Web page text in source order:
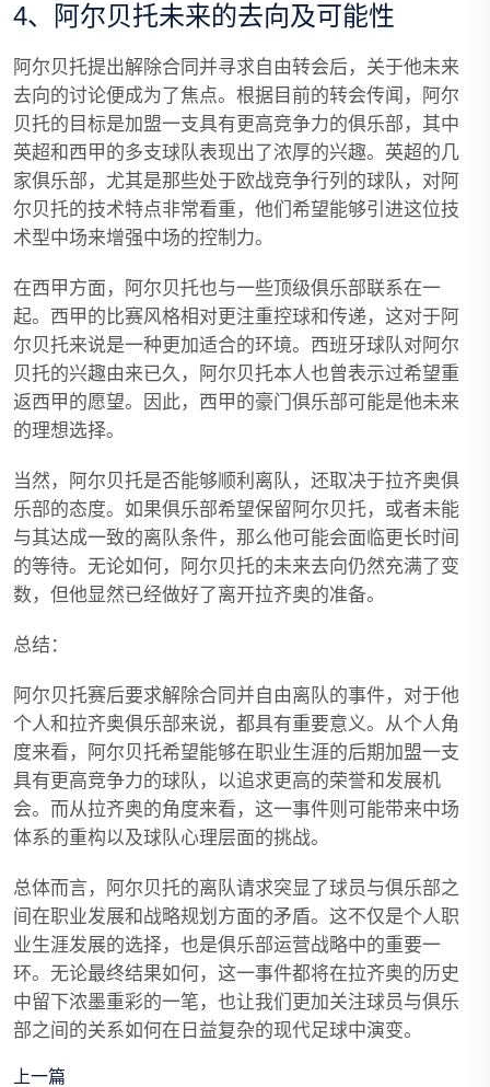
4、阿尔贝托未来的去向及可能性
阿尔贝托提出解除合同并寻求自由转会后，关于他未来
去向的讨论便成为了焦点。根据目前的转会传闻，阿尔
贝托的目标是加盟一支具有更高竞争力的俱乐部，其中
英超和西甲的多支球队表现出了浓厚的兴趣。英超的几
家俱乐部，尤其是那些处于欧战竞争行列的球队，对阿
尔贝托的技术特点非常看重，他们希望能够引进这位技
术型中场来增强中场的控制力。
在西甲方面，阿尔贝托也与一些顶级俱乐部联系在一
起。西甲的比赛风格相对更注重控球和传递，这对于阿
尔贝托来说是一种更加适合的环境。西班牙球队对阿尔
贝托的兴趣由来已久，阿尔贝托本人也曾表示过希望重
返西甲的愿望。因此，西甲的豪门俱乐部可能是他未来
的理想选择。
当然，阿尔贝托是否能够顺利离队，还取决于拉齐奥俱
乐部的态度。如果俱乐部希望保留阿尔贝托，或者未能
与其达成一致的离队条件，那么他可能会面临更长时间
的等待。无论如何，阿尔贝托的未来去向仍然充满了变
数，但他显然已经做好了离开拉齐奥的准备。
总结：
阿尔贝托赛后要求解除合同并自由离队的事件，对于他
个人和拉齐奥俱乐部来说，都具有重要意义。从个人角
度来看，阿尔贝托希望能够在职业生涯的后期加盟一支
具有更高竞争力的球队，以追求更高的荣誉和发展机
会。而从拉齐奥的角度来看，这一事件则可能带来中场
体系的重构以及球队心理层面的挑战。
总体而言，阿尔贝托的离队请求突显了球员与俱乐部之
间在职业发展和战略规划方面的矛盾。这不仅是个人职
业生涯发展的选择，也是俱乐部运营战略中的重要一
环。无论最终结果如何，这一事件都将在拉齐奥的历史
中留下浓墨重彩的一笔，也让我们更加关注球员与俱乐
部之间的关系如何在日益复杂的现代足球中演变。
上一篇